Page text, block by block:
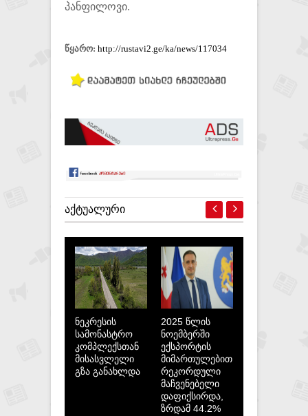
პანფილოვი.
წყარო: http://rustavi2.ge/ka/news/117034
ᲐᲥᲢᲣᲐᲚᲣᲠᲘ
ნეკრესის
სამონასტრო
კომპლექსთან
მისასვლელი
გზა განახლდა
2025 წლის
ნოემბერში
ექსპორტის
მიმართულებით
რეკორდული
მაჩვენებელი
დაფიქსირდა,
ზრდამ 44.2%